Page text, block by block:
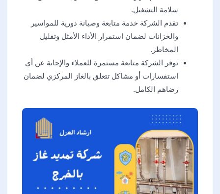
سلامة التشغيل.
تقدم الشركة خدمة متابعة وصيانة دورية للمواسير
والخزانات لضمان استمرار الأداء الأمثل وتقليل
المخاطر.
توفر الشركة متابعة مستمرة للعملاء والإجابة عن أي
استفسارات أو مشاكل تتعلق بالغاز المركزي لضمان
رضاهم الكامل.